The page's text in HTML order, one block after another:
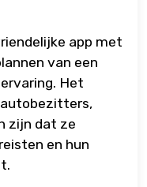
app met
van een
Het
zijn dat ze
en hun